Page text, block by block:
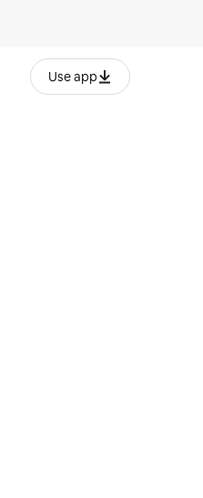
Use app